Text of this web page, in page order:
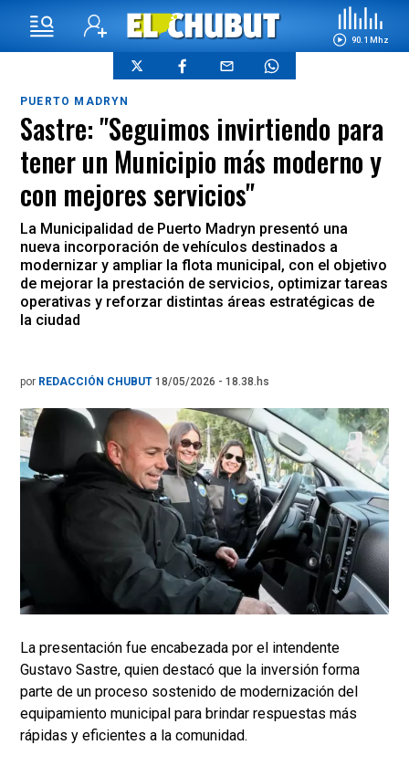
90.1 Mhz
PUERTO MADRYN
Sastre: "Seguimos invirtiendo para
tener un Municipio más moderno y
con mejores servicios"
La Municipalidad de Puerto Madryn presentó una
nueva incorporación de vehículos destinados a
modernizar y ampliar la flota municipal, con el objetivo
de mejorar la prestación de servicios, optimizar tareas
operativas y reforzar distintas áreas estratégicas de
la ciudad
por REDACCIÓN CHUBUT 18/05/2026 - 18.38.hs
La presentación fue encabezada por el intendente
Gustavo Sastre, quien destacó que la inversión forma
parte de un proceso sostenido de modernización del
equipamiento municipal para brindar respuestas más
rápidas y eficientes a la comunidad.